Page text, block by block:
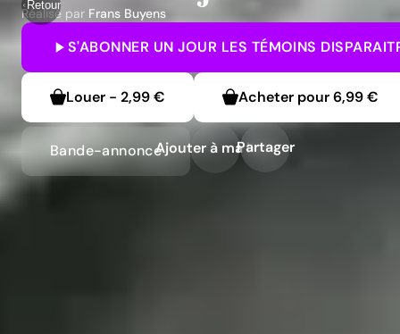
Retour
Réalisé par Frans Buyens
S'ABONNER UN JOUR LES TÉMOINS
Louer - 2,99 € Acheter pour6,99 €
Bande-annonceAjouter à ma liste
Partager